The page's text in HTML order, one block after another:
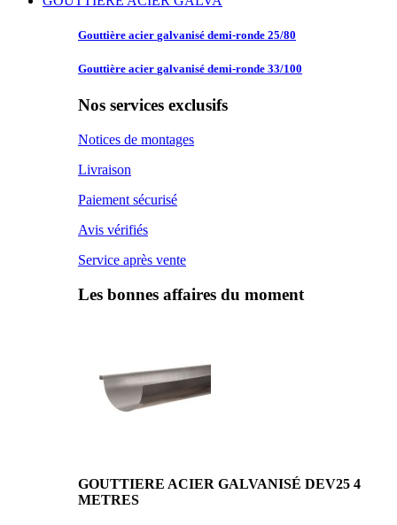
Gouttière acier galvanisé demi-ronde 25/80
Gouttière acier galvanisé demi-ronde 33/100
Nos services exclusifs
Notices de montages
Livraison
Paiement sécurisé
Avis vérifiés
Service après vente
Les bonnes affaires du moment
GOUTTIERE ACIER GALVANISÉ DEV25 4
METRES